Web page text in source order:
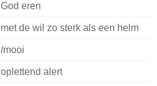
God eren
met de wil zo sterk als een helm
/mooi
oplettend alert